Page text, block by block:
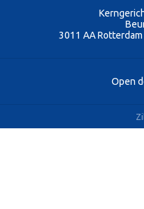
3011 AA Rotterdam
Open